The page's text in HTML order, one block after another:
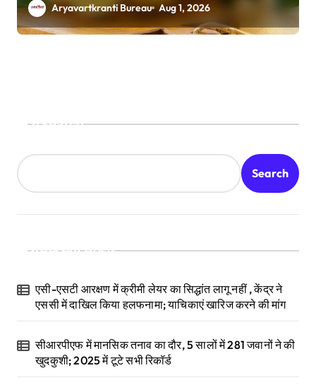
Aryavartkranti Bureau Aug 1, 2026
Search
Search
Recent Posts
एसी-एसटी आरक्षण में क्रीमी लेयर का सिद्धांत लागू नहीं , केंद्र ने
एससी में दाखिल किया हलफनामा; याचिकाएं खारिज करने की मांग
सीआरपीएफ में मानसिक तनाव का दौर, 5 सालों में 281 जवानों ने की
खुदकुशी; 2025 में टूटे सभी रिकॉर्ड